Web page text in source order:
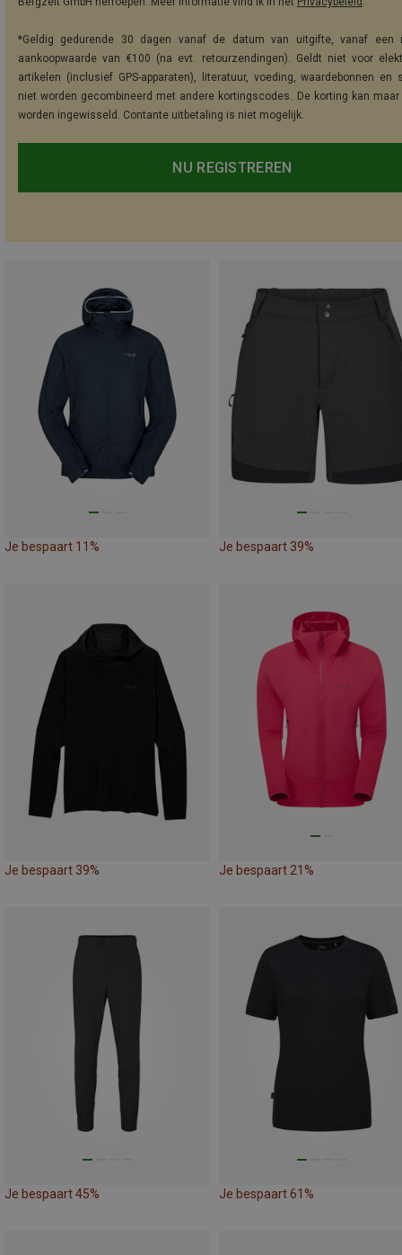
*Geldig gedurende 30 dagen vanaf de datum van uitgifte, vanaf een
aankoopwaarde van €100 (na evt. retourzendingen). Geldt niet voor
artikelen (inclusief GPS-apparaten), literatuur, voeding, waardebonnen en
niet worden gecombineerd met andere kortingscodes. De korting kan maar
worden ingewisseld. Contante uitbetaling is niet mogelijk.
NU REGISTREREN
Je bespaart 11% Je bespaart 39%
Je bespaart 39% Je bespaart 21%
Je bespaart 45% Je bespaart 61%